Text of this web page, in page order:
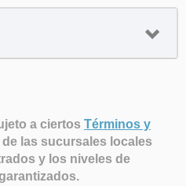
a ciertos Términos y
las sucursales locales
y los niveles de